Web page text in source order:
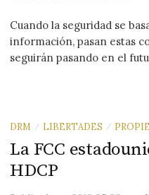
Cuando la seguridad se
información, pasan estas
seguirán pasando en el
DRM / LIBERTADES /
La FCC
HDCP